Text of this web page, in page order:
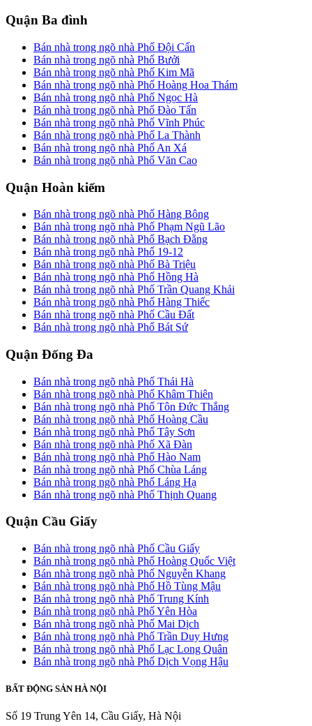
Quận Ba đình
Bán nhà trong ngõ nhà Phố Đội Cấn
Bán nhà trong ngõ nhà Phố Bưởi
Bán nhà trong ngõ nhà Phố Kim Mã
Bán nhà trong ngõ nhà Phố Hoàng Hoa Thám
Bán nhà trong ngõ nhà Phố Ngọc Hà
Bán nhà trong ngõ nhà Phố Đào Tấn
Bán nhà trong ngõ nhà Phố Vĩnh Phúc
Bán nhà trong ngõ nhà Phố La Thành
Bán nhà trong ngõ nhà Phố An Xá
Bán nhà trong ngõ nhà Phố Văn Cao
Quận Hoàn kiếm
Bán nhà trong ngõ nhà Phố Hàng Bông
Bán nhà trong ngõ nhà Phố Phạm Ngũ Lão
Bán nhà trong ngõ nhà Phố Bạch Đằng
Bán nhà trong ngõ nhà Phố 19-12
Bán nhà trong ngõ nhà Phố Bà Triệu
Bán nhà trong ngõ nhà Phố Hồng Hà
Bán nhà trong ngõ nhà Phố Trần Quang Khải
Bán nhà trong ngõ nhà Phố Hàng Thiếc
Bán nhà trong ngõ nhà Phố Cầu Đất
Bán nhà trong ngõ nhà Phố Bát Sứ
Quận Đống Đa
Bán nhà trong ngõ nhà Phố Thái Hà
Bán nhà trong ngõ nhà Phố Khâm Thiên
Bán nhà trong ngõ nhà Phố Tôn Đức Thắng
Bán nhà trong ngõ nhà Phố Hoàng Cầu
Bán nhà trong ngõ nhà Phố Tây Sơn
Bán nhà trong ngõ nhà Phố Xã Đàn
Bán nhà trong ngõ nhà Phố Hào Nam
Bán nhà trong ngõ nhà Phố Chùa Láng
Bán nhà trong ngõ nhà Phố Láng Hạ
Bán nhà trong ngõ nhà Phố Thịnh Quang
Quận Cầu Giấy
Bán nhà trong ngõ nhà Phố Cầu Giấy
Bán nhà trong ngõ nhà Phố Hoàng Quốc Việt
Bán nhà trong ngõ nhà Phố Nguyễn Khang
Bán nhà trong ngõ nhà Phố Hồ Tùng Mậu
Bán nhà trong ngõ nhà Phố Trung Kính
Bán nhà trong ngõ nhà Phố Yên Hòa
Bán nhà trong ngõ nhà Phố Mai Dịch
Bán nhà trong ngõ nhà Phố Trần Duy Hưng
Bán nhà trong ngõ nhà Phố Lạc Long Quân
Bán nhà trong ngõ nhà Phố Dịch Vọng Hậu
BẤT ĐỘNG SẢN HÀ NỘI
Số 19 Trung Yên 14, Cầu Giấy, Hà Nội